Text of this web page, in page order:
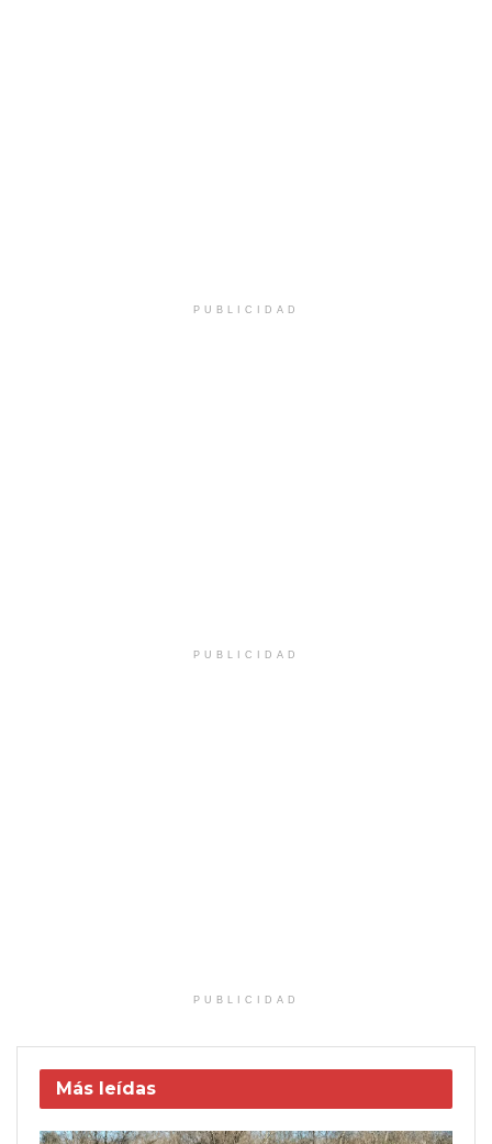
PUBLICIDAD
PUBLICIDAD
PUBLICIDAD
Más leídas